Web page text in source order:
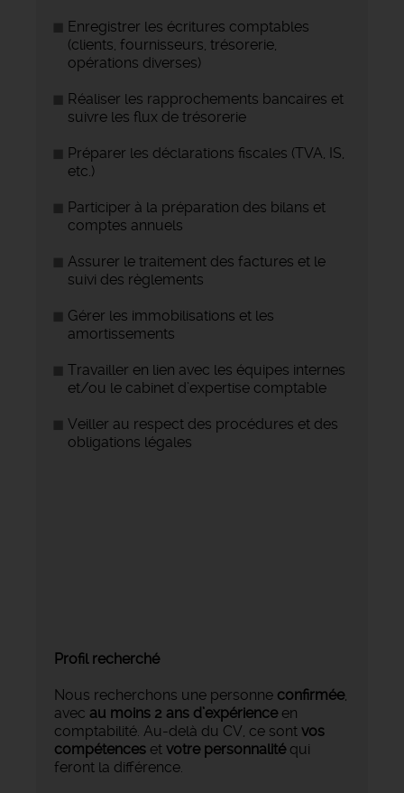
Enregistrer les écritures comptables
(clients, fournisseurs, trésorerie,
opérations diverses)
Réaliser les rapprochements bancaires et
suivre les flux de trésorerie
Préparer les déclarations fiscales (TVA, IS,
etc.)
Participer à la préparation des bilans et
comptes annuels
Assurer le traitement des factures et le
suivi des règlements
Gérer les immobilisations et les
amortissements
Travailler en lien avec les équipes internes
et/ou le cabinet d’expertise comptable
Veiller au respect des procédures et des
obligations légales
Profil recherché
Nous recherchons une personne confirmée,
avec au moins 2 ans d’expérienceen
comptabilité. Au-delà du CV, ce sont vos
compétences et votre personnalitéqui
feront la différence.